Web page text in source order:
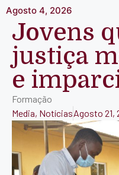
Agosto 4, 2026
Jovens
justiça
e
Formação
Media, NotíciasAgosto 21,